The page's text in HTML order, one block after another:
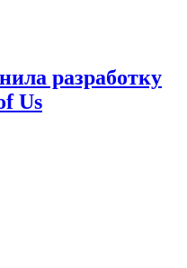
разработку
Us